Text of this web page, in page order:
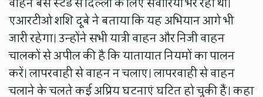
एआरटीओ शशि दूबे ने बताया कि यह अभियान आगे भी
जारी रहेगा। उन्होंने सभी यात्री वाहन और निजी वाहन
चालकों से अपील की है कि यातायात नियमों का पालन
करें। लापरवाही से वाहन न चलाए। लापरवाही से वाहन
चलाने के चलते कई अप्रिय घटनाएं घटित हो चुकी हैं। कहा